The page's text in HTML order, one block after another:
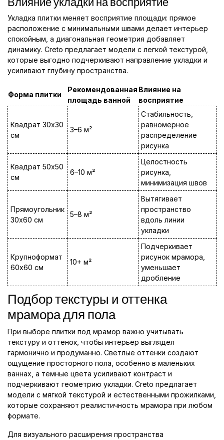
Укладка плитки меняет восприятие площади: прямое
расположение с минимальными швами делает интерьер
спокойным, а диагональная геометрия добавляет
динамику. Creto предлагает модели с легкой текстурой,
которые выгодно подчеркивают направление укладки и
усиливают глубину пространства.
Форма плитки
Рекомендованная
площадь ванной
Влияние на
восприятие
Квадрат 30x30
см
3–6 м²
Стабильность,
равномерное
распределение
рисунка
Квадрат 50x50
см
6–10 м²
Целостность
рисунка,
минимизация швов
Прямоугольник
30x60 см
5–8 м²
Вытягивает
пространство
вдоль линии
укладки
Крупноформат
60x60 см
10+ м²
Подчеркивает
рисунок мрамора,
уменьшает
дробление
Подбор текстуры и оттенка
мрамора для пола
При выборе плитки под мрамор важно учитывать
текстуру и оттенок, чтобы интерьер выглядел
гармонично и продуманно. Светлые оттенки создают
ощущение просторного пола, особенно в маленьких
ваннах, а темные цвета усиливают контраст и
подчеркивают геометрию укладки. Creto предлагает
модели с мягкой текстурой и естественными прожилками,
которые сохраняют реалистичность мрамора при любом
формате.
Для визуального расширения пространства